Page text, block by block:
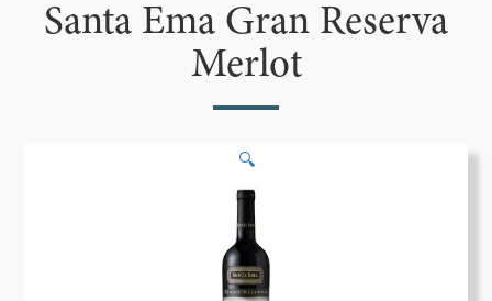
Santa Ema Gran Reserva
Merlot
🔍